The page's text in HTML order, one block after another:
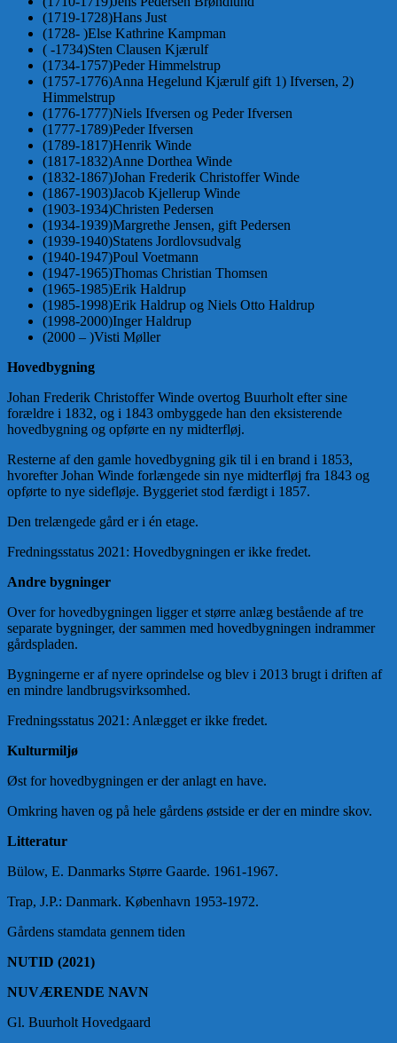
(1719-1728)Hans Just
(1728- )Else Kathrine Kampman
( -1734)Sten Clausen Kjærulf
(1734-1757)Peder Himmelstrup
(1757-1776)Anna Hegelund Kjærulf gift 1) Ifversen, 2)
Himmelstrup
(1776-1777)Niels Ifversen og Peder Ifversen
(1777-1789)Peder Ifversen
(1789-1817)Henrik Winde
(1817-1832)Anne Dorthea Winde
(1832-1867)Johan Frederik Christoffer Winde
(1867-1903)Jacob Kjellerup Winde
(1903-1934)Christen Pedersen
(1934-1939)Margrethe Jensen, gift Pedersen
(1939-1940)Statens Jordlovsudvalg
(1940-1947)Poul Voetmann
(1947-1965)Thomas Christian Thomsen
(1965-1985)Erik Haldrup
(1985-1998)Erik Haldrup og Niels Otto Haldrup
(1998-2000)Inger Haldrup
(2000 – )Visti Møller
Hovedbygning
Johan Frederik Christoffer Winde overtog Buurholt efter sine
forældre i 1832, og i 1843 ombyggede han den eksisterende
hovedbygning og opførte en ny midterfløj.
Resterne af den gamle hovedbygning gik til i en brand i 1853,
hvorefter Johan Winde forlængede sin nye midterfløj fra 1843 og
opførte to nye sidefløje. Byggeriet stod færdigt i 1857.
Den trelængede gård er i én etage.
Fredningsstatus 2021: Hovedbygningen er ikke fredet.
Andre bygninger
Over for hovedbygningen ligger et større anlæg bestående af tre
separate bygninger, der sammen med hovedbygningen indrammer
gårdspladen.
Bygningerne er af nyere oprindelse og blev i 2013 brugt i driften af
en mindre landbrugsvirksomhed.
Fredningsstatus 2021: Anlægget er ikke fredet.
Kulturmiljø
Øst for hovedbygningen er der anlagt en have.
Omkring haven og på hele gårdens østside er der en mindre skov.
Litteratur
Bülow, E. Danmarks Større Gaarde. 1961-1967.
Trap, J.P.: Danmark. København 1953-1972.
Gårdens stamdata gennem tiden
NUTID (2021)
NUVÆRENDE NAVN
Gl. Buurholt Hovedgaard